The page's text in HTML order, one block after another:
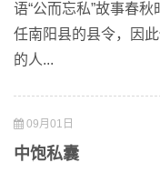
语“公而忘私”故事春
任南阳县的县令，因
的人...
09月01日
中饱私囊